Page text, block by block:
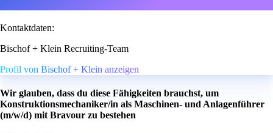
Kontaktdaten:
Bischof + Klein Recruiting-Team
Profil von Bischof + Klein anzeigen
Wir glauben, dass du diese Fähigkeiten brauchst, um
Konstruktionsmechaniker/in als Maschinen- und Anlagenführer
(m/w/d) mit Bravour zu bestehen